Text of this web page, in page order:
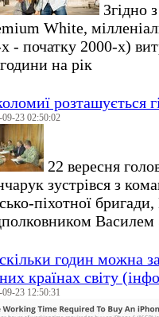
Згідно
White,
- початку 2000-х)
на рік
розташується
09-23 02:50:02
22 вересня
зустрівся з
піхотної
годин можна
країнах світу
09-23 12:50:31